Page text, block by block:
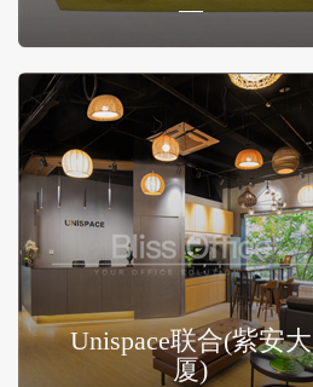
Unispace联合(紫安大
厦)